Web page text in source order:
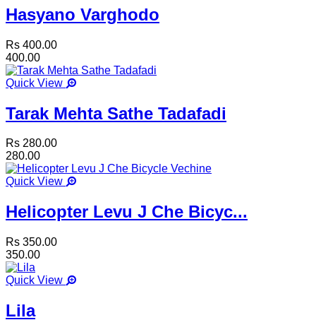
Hasyano Varghodo
Rs 400.00
400.00
Quick View
Tarak Mehta Sathe Tadafadi
Rs 280.00
280.00
Quick View
Helicopter Levu J Che Bicyc...
Rs 350.00
350.00
Quick View
Lila